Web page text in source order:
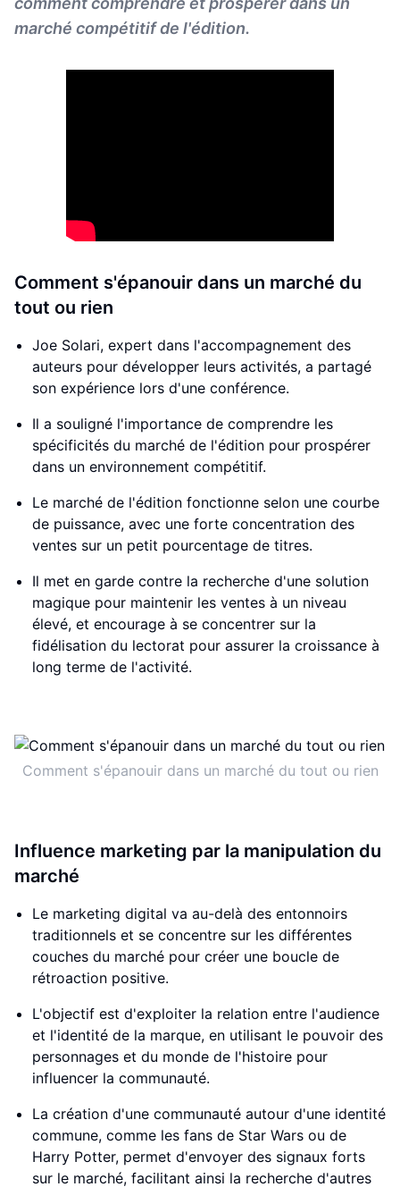
marché compétitif de l'édition.
Comment s'épanouir dans un marché du
tout ou rien
Joe Solari, expert dans l'accompagnement des
auteurs pour développer leurs activités, a partagé
son expérience lors d'une conférence.
Il a souligné l'importance de comprendre les
spécificités du marché de l'édition pour prospérer
dans un environnement compétitif.
Le marché de l'édition fonctionne selon une courbe
de puissance, avec une forte concentration des
ventes sur un petit pourcentage de titres.
Il met en garde contre la recherche d'une solution
magique pour maintenir les ventes à un niveau
élevé, et encourage à se concentrer sur la
fidélisation du lectorat pour assurer la croissance à
long terme de l'activité.
Comment s'épanouir dans un marché du tout ou rien
Influence marketing par la manipulation du
marché
Le marketing digital va au-delà des entonnoirs
traditionnels et se concentre sur les différentes
couches du marché pour créer une boucle de
rétroaction positive.
L'objectif est d'exploiter la relation entre l'audience
et l'identité de la marque, en utilisant le pouvoir des
personnages et du monde de l'histoire pour
influencer la communauté.
La création d'une communauté autour d'une identité
commune, comme les fans de Star Wars ou de
Harry Potter, permet d'envoyer des signaux forts
sur le marché, facilitant ainsi la recherche d'autres